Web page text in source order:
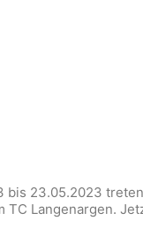
bis 23.05.2023
TC Langenargen.